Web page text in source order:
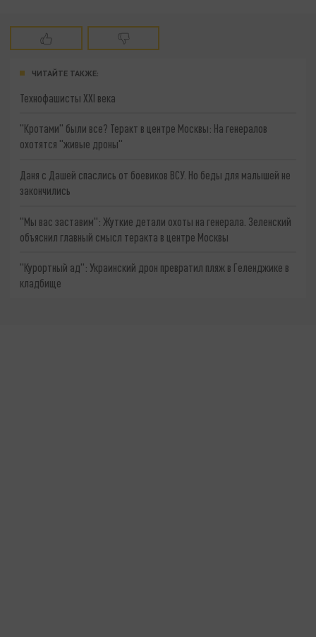
ЧИТАЙТЕ ТАКЖЕ:
Технофашисты XXI века
"Кротами" были все? Теракт в центре Москвы: На генералов
охотятся "живые дроны"
Даня с Дашей спаслись от боевиков ВСУ. Но беды для малышей не
закончились
"Мы вас заставим": Жуткие детали охоты на генерала. Зеленский
объяснил главный смысл теракта в центре Москвы
"Курортный ад": Украинский дрон превратил пляж в Геленджике в
кладбище